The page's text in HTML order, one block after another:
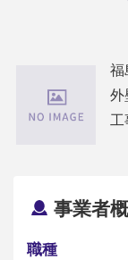
福
外
工
事業者
職種